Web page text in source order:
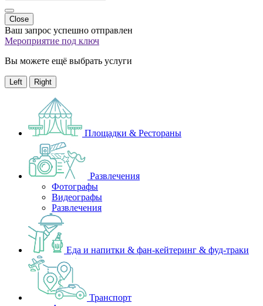
Close
Ваш запрос успешно отправлен
Мероприятие под ключ
Вы можете ещё выбрать услуги
Left Right
Площадки & Рестораны
Развлечения
Фотографы
Видеографы
Развлечения
Еда и напитки & фан-кейтеринг & фуд-траки
Транспорт